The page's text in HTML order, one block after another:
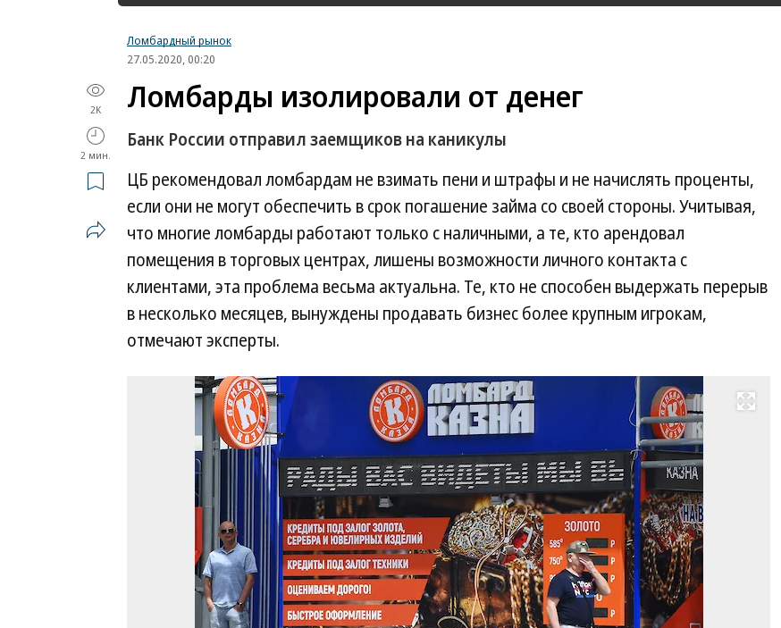
Ломбардный рынок
27.05.2020, 00:20
2K
2 мин.
Ломбарды изолировали от денег
Банк России отправил заемщиков на каникулы
ЦБ рекомендовал ломбардам не взимать пени и штрафы и не начислять проценты,
если они не могут обеспечить в срок погашение займа со своей стороны. Учитывая,
что многие ломбарды работают только с наличными, а те, кто арендовал
помещения в торговых центрах, лишены возможности личного контакта с
клиентами, эта проблема весьма актуальна. Те, кто не способен выдержать перерыв
в несколько месяцев, вынуждены продавать бизнес более крупным игрокам,
отмечают эксперты.
Развернуть на весь экран